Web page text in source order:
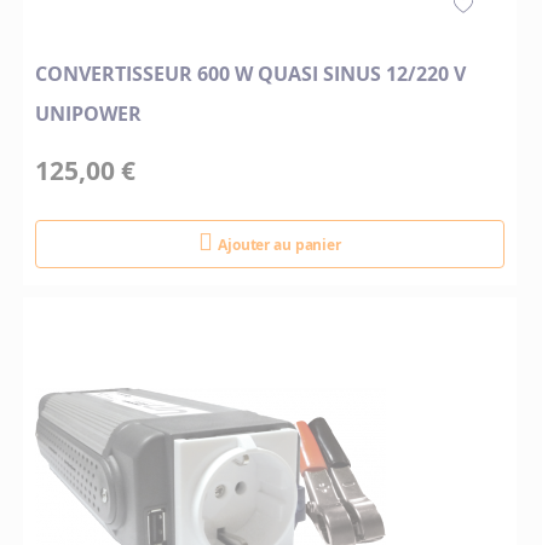
CONVERTISSEUR 600 W QUASI SINUS 12/220 V
UNIPOWER
125,00 €
Ajouter au panier